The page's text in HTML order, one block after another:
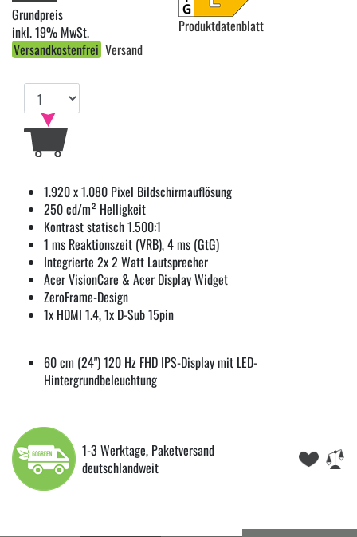
1.920 x 1.080 Pixel Bildschirmauflösung
250 cd/m² Helligkeit
Kontrast statisch 1.500:1
1 ms Reaktionszeit (VRB), 4 ms (GtG)
Integrierte 2x 2 Watt Lautsprecher
Acer VisionCare & Acer Display Widget
ZeroFrame-Design
1x HDMI 1.4, 1x D-Sub 15pin
60 cm (24") 120 Hz FHD IPS-Display mit LED-
Hintergrundbeleuchtung
1-3 Werktage, Paketversand
deutschlandweit
inkl. 19% MwSt.
Versandkostenfrei Versand
Produktdatenblatt